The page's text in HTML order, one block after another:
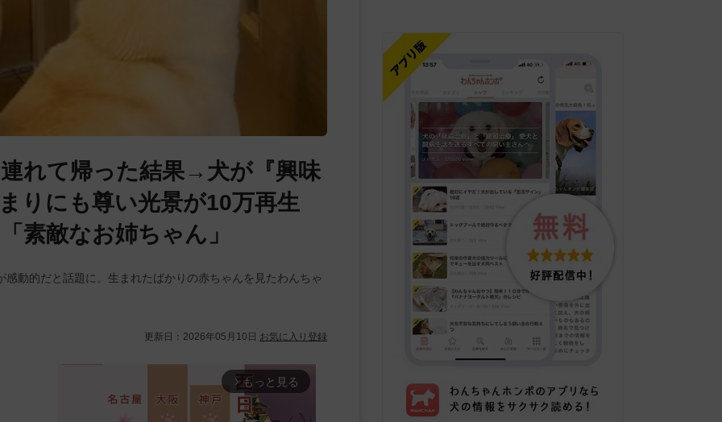
れて帰った結果→犬が『興味
りにも尊い光景が10万再生
素敵なお姉ちゃん」
動的だと話題に。生まれたばかりの赤ちゃんを見たわんちゃ
更新日： 2026年05月10日 お気に入り登録
arrow_forward_ios もっと見る